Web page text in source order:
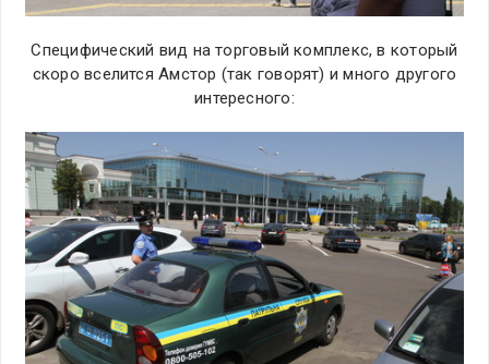
Специфический вид на торговый комплекс, в который
скоро вселится Амстор (так говорят) и много другого
интересного: